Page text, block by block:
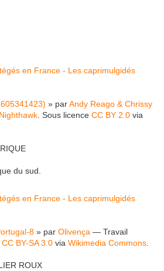
» parAndy Reago & Chrissy
. Sous licence CC BY 2.0 via
du sud.
8 » par Olivença — Travail
CC BY-SA 3.0 via Wikimedia Commons
ROUX